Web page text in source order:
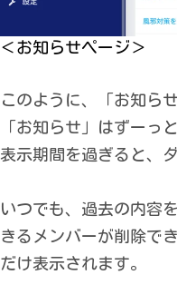
＜お知らせページ＞
このように、「お知ら
「お知らせ」はずーっ
表示期間を過ぎると、
いつでも、過去の内容
きるメンバーが削除で
だけ表示されます。